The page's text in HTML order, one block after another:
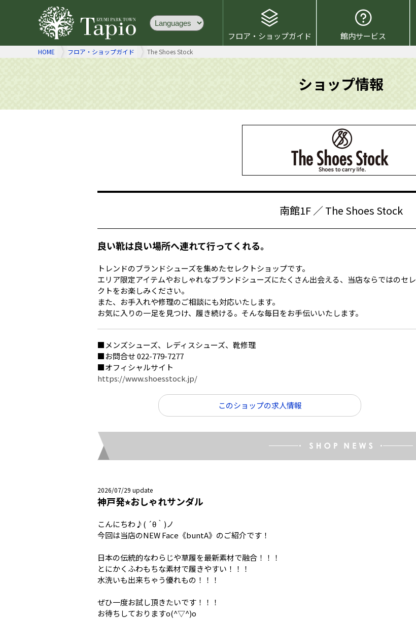
フロア・ショップガイド 館内サービス
HOME フロア・ショップガイド The Shoes Stock
ショップ情報
南館1F ／ The Shoes Stock
良い靴は良い場所へ連れて行ってくれる。
トレンドのブランドシューズを集めたセレクトショップです。
エリア限定アイテムやおしゃれなブランドシューズにたくさん出会える、当店ならではのセレ
クトをお楽しみください。
また、お手入れや修理のご相談にも対応いたします。
お気に入りの一足を見つけ、履き続ける。そんな毎日をお手伝いいたします。
■メンズシューズ、レディスシューズ、靴修理
■お問合せ 022-779-7277
■オフィシャルサイト
https://www.shoesstock.jp/
このショップの求人情報
2026/07/29 update
神戸発⭐︎おしゃれサンダル
こんにちわ♪( ´θ｀)ノ
今回は当店のNEW Face《buntA》のご紹介です！
日本の伝統的なわらじや草履を最新素材で融合！！！
とにかくふわもちな素材で履きやすい！！！
水洗いも出来ちゃう優れもの！！！
ぜひ一度お試し頂きたいです！！！
お待ちしておりますo(^▽^)o